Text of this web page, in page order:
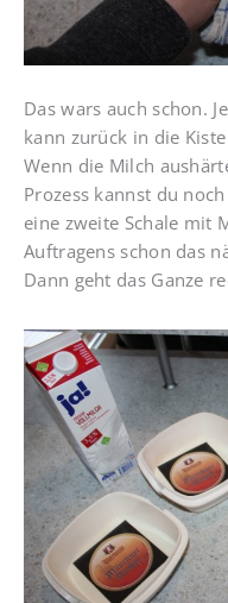
Das wars auch schon.
kann zurück in die
Wenn die Milch
Prozess kannst du
eine zweite Schale mit
Auftragens schon das
Dann geht das Ganze